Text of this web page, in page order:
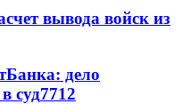
вывода войск из
дело
суд7712